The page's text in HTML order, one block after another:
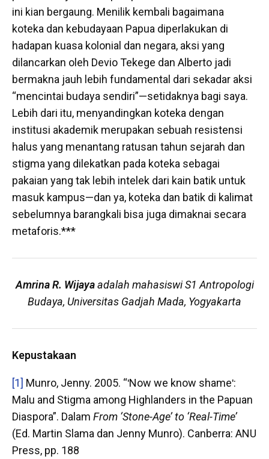
ini kian bergaung. Menilik kembali bagaimana
koteka dan kebudayaan Papua diperlakukan di
hadapan kuasa kolonial dan negara, aksi yang
dilancarkan oleh Devio Tekege dan Alberto jadi
bermakna jauh lebih fundamental dari sekadar aksi
“mencintai budaya sendiri”—setidaknya bagi saya.
Lebih dari itu, menyandingkan koteka dengan
institusi akademik merupakan sebuah resistensi
halus yang menantang ratusan tahun sejarah dan
stigma yang dilekatkan pada koteka sebagai
pakaian yang tak lebih intelek dari kain batik untuk
masuk kampus—dan ya, koteka dan batik di kalimat
sebelumnya barangkali bisa juga dimaknai secara
metaforis.***
Amrina R. Wijayaadalah mahasiswi S1 Antropologi
Budaya, Universitas Gadjah Mada, Yogyakarta
Kepustakaan
[1] Munro, Jenny. 2005. “ʹNow we know shameʹ:
Malu and Stigma among Highlanders in the Papuan
Diaspora”. Dalam From ‘Stone-Age’ to ‘Real-Time’
(Ed. Martin Slama dan Jenny Munro). Canberra: ANU
Press, pp. 188